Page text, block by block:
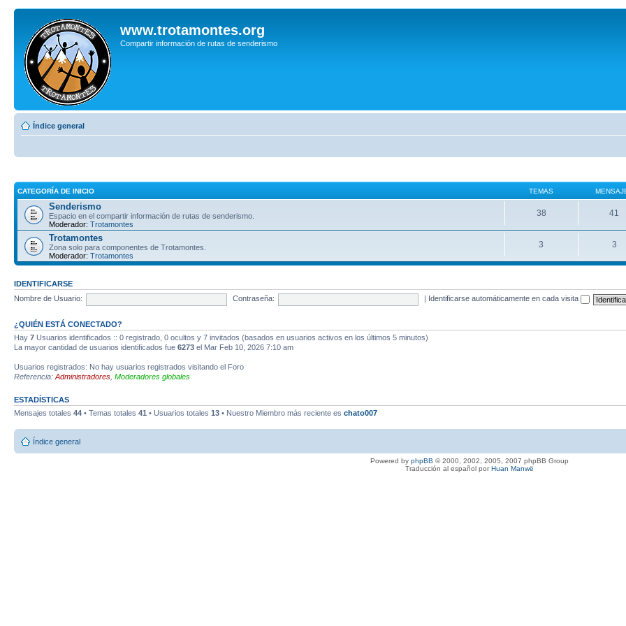
www.trotamontes.org
Compartir información de rutas de senderismo
Índice general
CATEGORÍA DE INICIO TEMAS
Senderismo
Espacio en el compartir información de rutas de senderismo.
Moderador: Trotamontes
38 41
Trotamontes
Zona solo para componentes de Trotamontes.
Moderador: Trotamontes
3 3
IDENTIFICARSE
Nombre de Usuario:
Contraseña: Identificarse automáticamente en cada visita
¿QUIÉN ESTÁ CONECTADO?
Hay 7 Usuarios identificados :: 0 registrado, 0 ocultos y 7 invitados (basados en usuarios activos en los últimos 5 minutos)
La mayor cantidad de usuarios identificados fue 6273 el Mar Feb 10, 2026 7:10 am
Usuarios registrados: No hay usuarios registrados visitando el Foro
Referencia: Administradores Moderadores globales
ESTADÍSTICAS
Mensajes totales 44 • Temas totales 41 • Usuarios totales 13 • Nuestro Miembro más reciente es chato007
Índice general
Powered by phpBB © 2000, 2002, 2005, 2007 phpBB Group
Traducción al español porHuan Manwë